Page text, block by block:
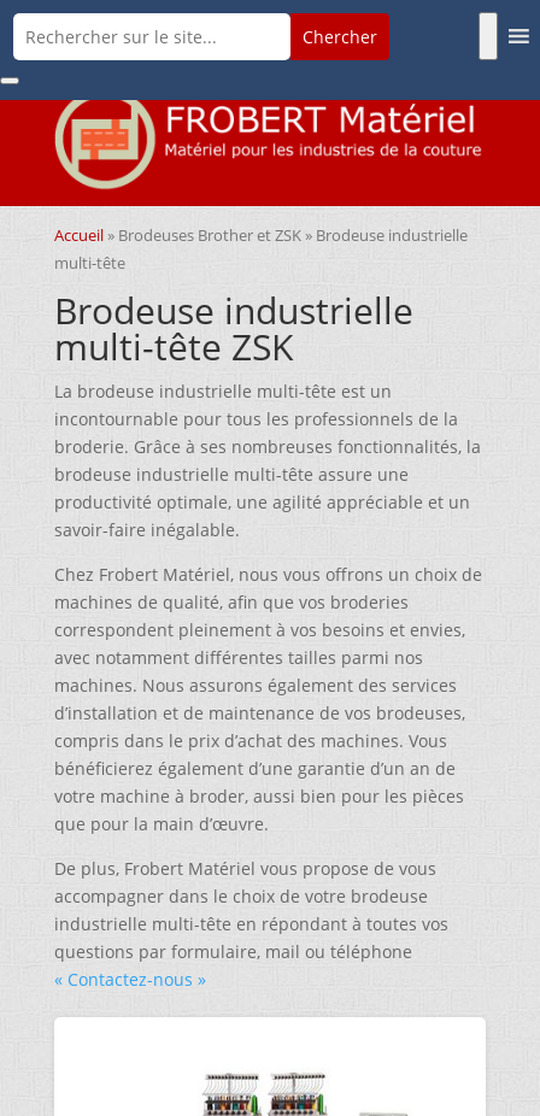
Accueil» Brodeuses Brother et ZSK» Brodeuse industrielle
multi-tête
Brodeuse industrielle
multi-tête ZSK
La brodeuse industrielle multi-tête est un
incontournable pour tous les professionnels de la
broderie. Grâce à ses nombreuses fonctionnalités, la
brodeuse industrielle multi-tête assure une
productivité optimale, une agilité appréciable et un
savoir-faire inégalable.
Chez Frobert Matériel, nous vous offrons un choix de
machines de qualité, afin que vos broderies
correspondent pleinement à vos besoins et envies,
avec notamment différentes tailles parmi nos
machines. Nous assurons également des services
d’installation et de maintenance de vos brodeuses,
compris dans le prix d’achat des machines. Vous
bénéficierez également d’une garantie d’un an de
votre machine à broder, aussi bien pour les pièces
que pour la main d’œuvre.
De plus, Frobert Matériel vous propose de vous
accompagner dans le choix de votre brodeuse
industrielle multi-tête en répondant à toutes vos
questions par formulaire, mail ou téléphone
« Contactez-nous »